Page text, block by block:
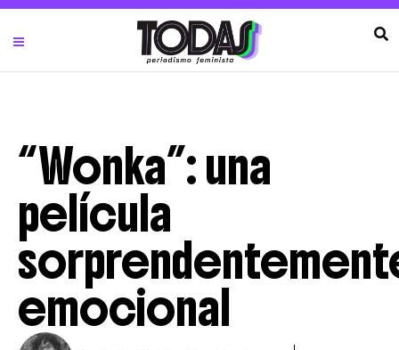
“Wonka”: una
película
emocional